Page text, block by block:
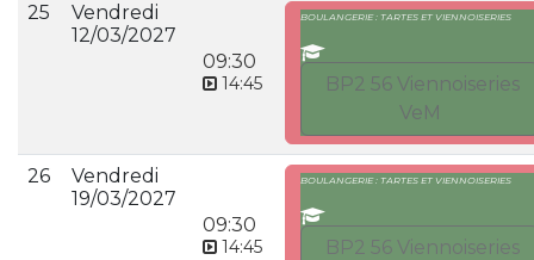
25
Vendredi
12/03/2027
09:30
14:45
BOULANGERIE : TARTES ET VIENNOISERIES
BP2 56 Viennoiseries
VeM
26
Vendredi
19/03/2027
09:30
14:45
BOULANGERIE : TARTES ET VIENNOISERIES
BP2 56 Viennoiseries